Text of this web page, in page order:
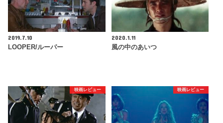
2019.7.10
LOOPER/ルーパー
2020.1.11
風の中のあいつ
映画レビュー 映画レビュー